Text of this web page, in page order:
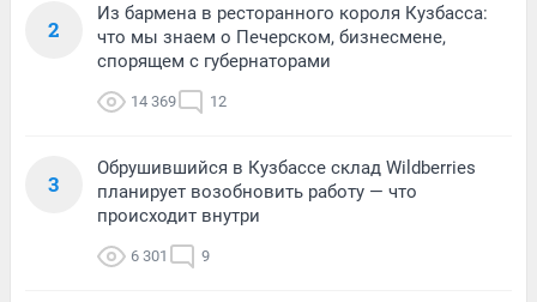
2
Из бармена в ресторанного короля Кузбасса:
что мы знаем о Печерском, бизнесмене,
спорящем с губернаторами
14 369 12
3
Обрушившийся в Кузбассе склад Wildberries
планирует возобновить работу — что
происходит внутри
6 301 9